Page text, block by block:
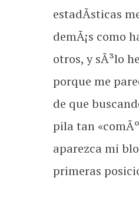
estadÃ­sticas
demÃ¡s como
otros, y sÃ³lo
porque me
de que
pila tan
aparezca mi
primeras